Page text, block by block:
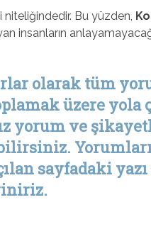
niteliğindedir. Bu yüzden,
insanların
olarak tüm
üzere yola
yorum ve
sayfadaki